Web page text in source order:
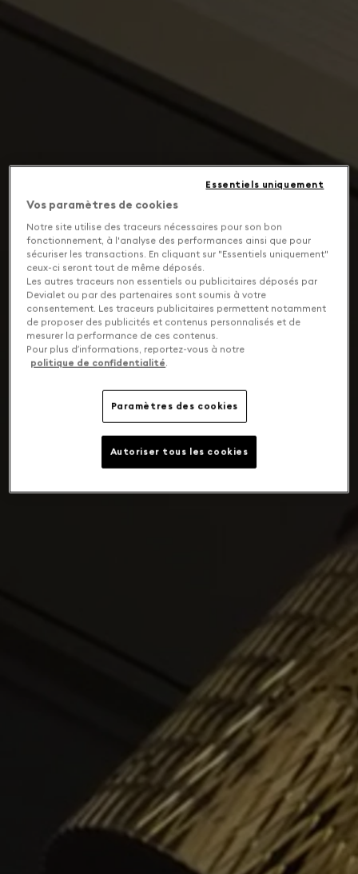
Vos paramètres de cookies
Notre site utilise des traceurs nécessaires pour son bon
fonctionnement, à l'analyse des performances ainsi que pour
sécuriser les transactions. En cliquant sur "Essentiels uniquement"
ceux-ci seront tout de même déposés.
Les autres traceurs non essentiels ou publicitaires déposés par
Devialet ou par des partenaires sont soumis à votre
consentement. Les traceurs publicitaires permettent notamment
de proposer des publicités et contenus personnalisés et de
mesurer la performance de ces contenus.
Pour plus d’informations, reportez-vous à notre
politique de confidentialité.
Paramètres des cookies
Essentiels uniquement
Autoriser tous les cookies